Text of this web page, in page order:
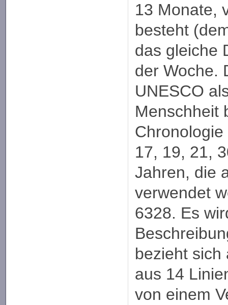
13 Monate,
besteht
das gleiche
der Woche.
UNESCO
Menschheit
17, 19, 21,
Jahren, die
verwendet
6328. Es
bezieht sich
aus 14
von einem